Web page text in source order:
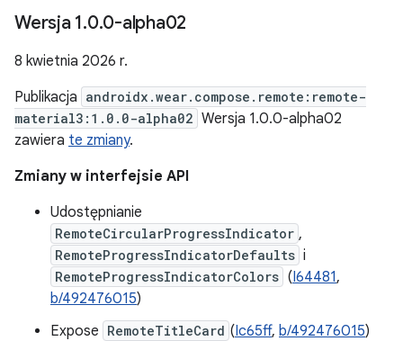
Wersja 1.0.0-alpha02
8 kwietnia 2026 r.
Publikacja androidx.wear.compose.remote:remote-
material3:1.0.0-alpha02 Wersja 1.0.0-alpha02
zawiera te zmiany.
Zmiany w interfejsie API
Udostępnianie
RemoteCircularProgressIndicator ,
RemoteProgressIndicatorDefaults i
RemoteProgressIndicatorColors (I64481,
b/492476015)
Expose RemoteTitleCard (Ic65ff, b/492476015)